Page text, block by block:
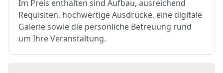
Im Preis enthalten sind Aufbau, ausreichend
Requisiten, hochwertige Ausdrucke, eine digitale
Galerie sowie die persönliche Betreuung rund
um Ihre Veranstaltung.